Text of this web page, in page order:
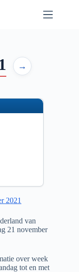
→
2021
van
21 november
over week
tot en met